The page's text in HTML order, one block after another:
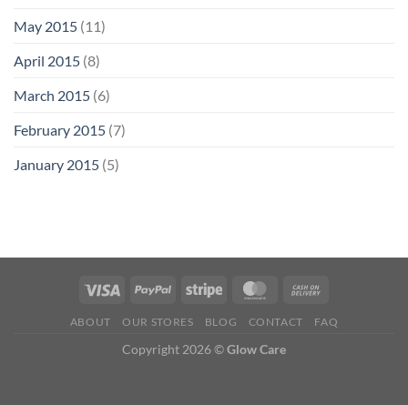
May 2015 (11)
April 2015 (8)
March 2015 (6)
February 2015 (7)
January 2015 (5)
ABOUT OUR STORES BLOG CONTACT FAQ
Copyright 2026 ©Glow Care